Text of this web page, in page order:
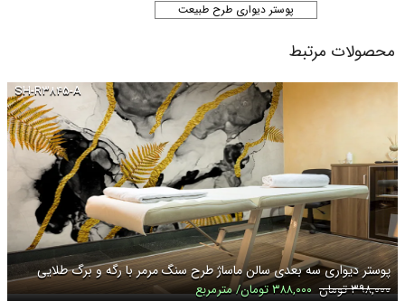
پوستر دیواری طرح طبیعت
محصولات مرتبط
SH-R۳۸۴۵-A
پوستر دیواری سه بعدی سالن ماساژ طرح سنگ مرمر با رگه و برگ طلایی
۳۹۸,۰۰۰ تومان ۳۸۸,۰۰۰ تومان/ مترمربع